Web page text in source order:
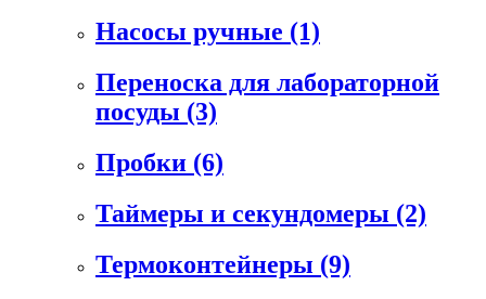
Насосы ручные (1)
Переноска для лабораторной
посуды (3)
Пробки (6)
Таймеры и секундомеры (2)
Термоконтейнеры (9)